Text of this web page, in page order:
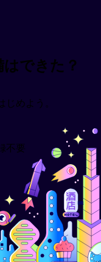
存在。これか
レビューを見る
なか進まなかっ
で、コンテン
！
できた？
めよう。
不要